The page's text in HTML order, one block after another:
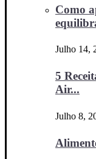
Como
Julho 14,
5
Air...
Julho 8,